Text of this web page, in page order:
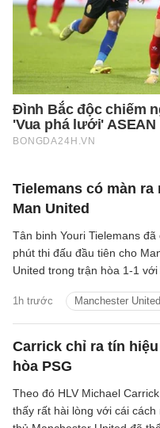
Tielemans có màn
Man United
1h trước Manchester United
Tân binh Youri Tielemans đã
phút thi đấu đầu tiên cho
United trong trận hòa 1-1 với
Carrick chỉ ra tín
hòa PSG
Theo đó HLV Michael
thấy rất hài lòng với cái cách